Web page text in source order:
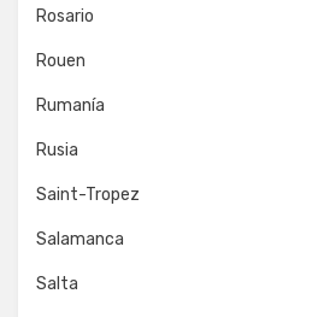
Rosario
Rouen
Rumanía
Rusia
Saint-Tropez
Salamanca
Salta